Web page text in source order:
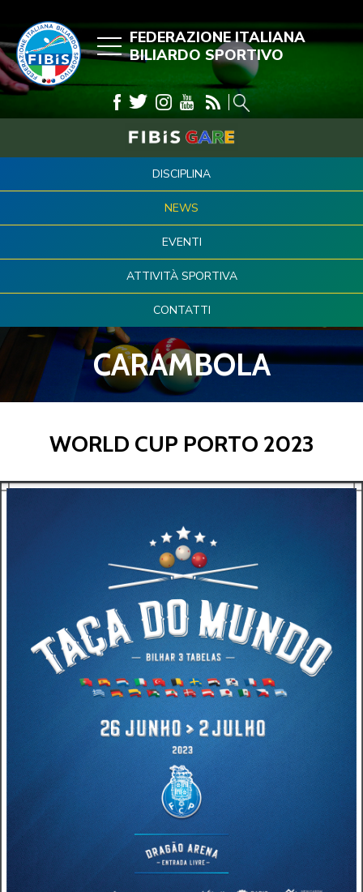
FEDERAZIONE ITALIANA
BILIARDO SPORTIVO
DISCIPLINA
NEWS
EVENTI
ATTIVITÀ SPORTIVA
CONTATTI
CARAMBOLA
WORLD CUP PORTO 2023